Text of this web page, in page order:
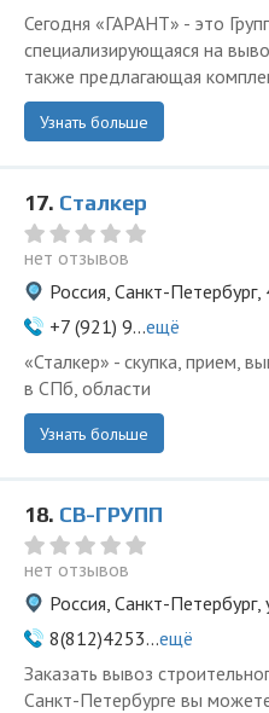
Сегодня «ГАРАНТ» - это
специализирующаяся на
также предлагающая
Узнать больше
17. Сталкер
нет отзывов
Россия, Санкт-
+7 (921) 9...ещё
«Сталкер» - скупка, прием,
в СПб, области
Узнать больше
18. СВ-ГРУПП
нет отзывов
Россия, Санкт-
8(812)4253...ещё
Заказать вывоз
Санкт-Петербурге вы